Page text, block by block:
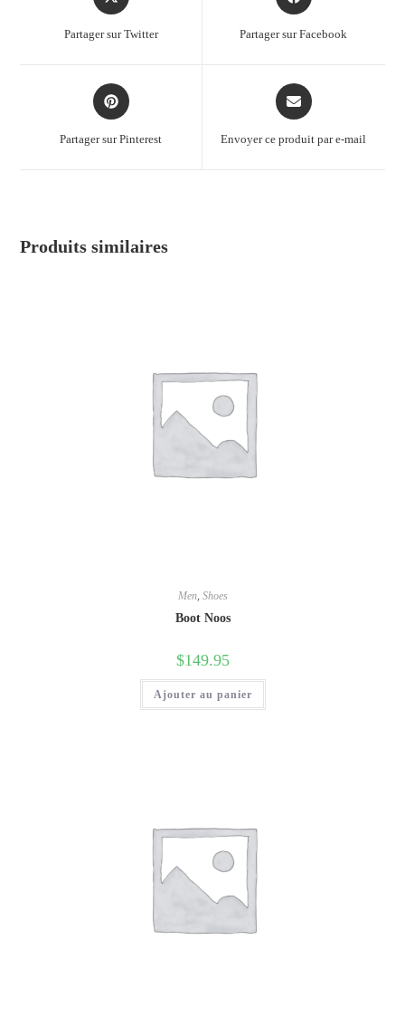
Partager sur Twitter Partager sur Facebook
Partager sur Pinterest Envoyer ce produit par e-mail
Produits similaires
Men, Shoes
Boot Noos
$149.95
Ajouter au panier